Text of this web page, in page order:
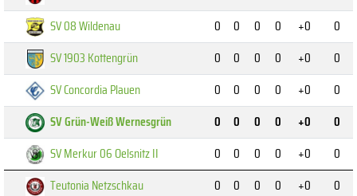
SV 08 Wildenau
0 0 0 0 +0
0
SV 1903 Kottengrün
0 0 0 0 +0
0
SV Concordia Plauen
0 0 0 0 +0
0
SV Grün-Weiß Wernesgrün
0 0 0 0 +0
0
SV Merkur 06 Oelsnitz II
0 0 0 0 +0
0
Teutonia Netzschkau
0 0 0 0 +0
0